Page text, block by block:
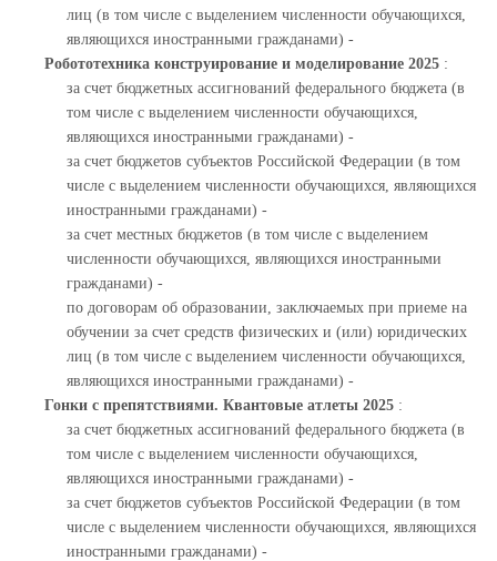
лиц (в том числе с выделением численности обучающихся,
являющихся иностранными гражданами) -
Робототехника конструирование и моделирование 2025 :
за счет бюджетных ассигнований федерального бюджета (в
том числе с выделением численности обучающихся,
являющихся иностранными гражданами) -
за счет бюджетов субъектов Российской Федерации (в том
числе с выделением численности обучающихся, являющихся
иностранными гражданами) -
за счет местных бюджетов (в том числе с выделением
численности обучающихся, являющихся иностранными
гражданами) -
по договорам об образовании, заключаемых при приеме на
обучении за счет средств физических и (или) юридических
лиц (в том числе с выделением численности обучающихся,
являющихся иностранными гражданами) -
Гонки с препятствиями. Квантовые атлеты 2025 :
за счет бюджетных ассигнований федерального бюджета (в
том числе с выделением численности обучающихся,
являющихся иностранными гражданами) -
за счет бюджетов субъектов Российской Федерации (в том
числе с выделением численности обучающихся, являющихся
иностранными гражданами) -